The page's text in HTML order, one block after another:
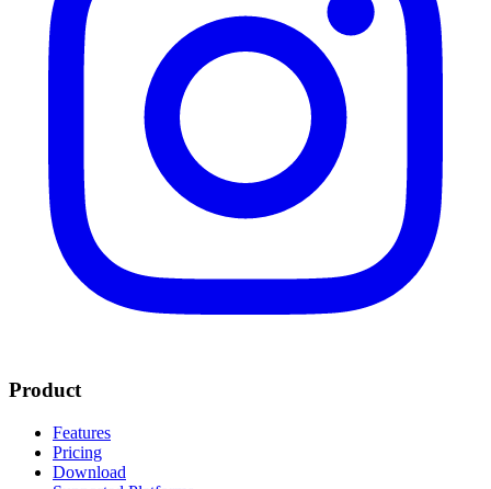
Product
Features
Pricing
Download